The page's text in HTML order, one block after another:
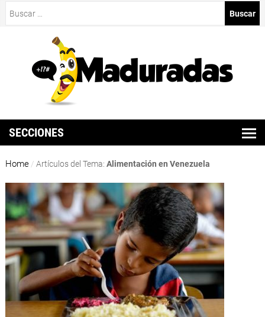
SECCIONES
Home / Artículos del Tema: Alimentación en Venezuela